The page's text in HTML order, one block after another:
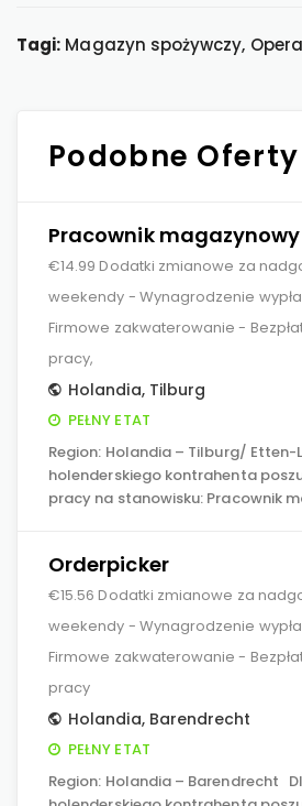
Tagi: Magazyn spożywczy,
Podobne
Pracownik magazynowy
€14.99 Dodatki zmianowe za
weekendy - Wynagrodzenie
Firmowe zakwaterowanie -
pracy,
Holandia, Tilburg
PEŁNY ETAT
Region: Holandia – Tilburg/
holenderskiego kontrahenta
pracy na stanowisku: Pracownik
Orderpicker
€15.56 Dodatki zmianowe za
weekendy - Wynagrodzenie
Firmowe zakwaterowanie -
pracy
Holandia, Barendrecht
PEŁNY ETAT
Region: Holandia – Barendrecht